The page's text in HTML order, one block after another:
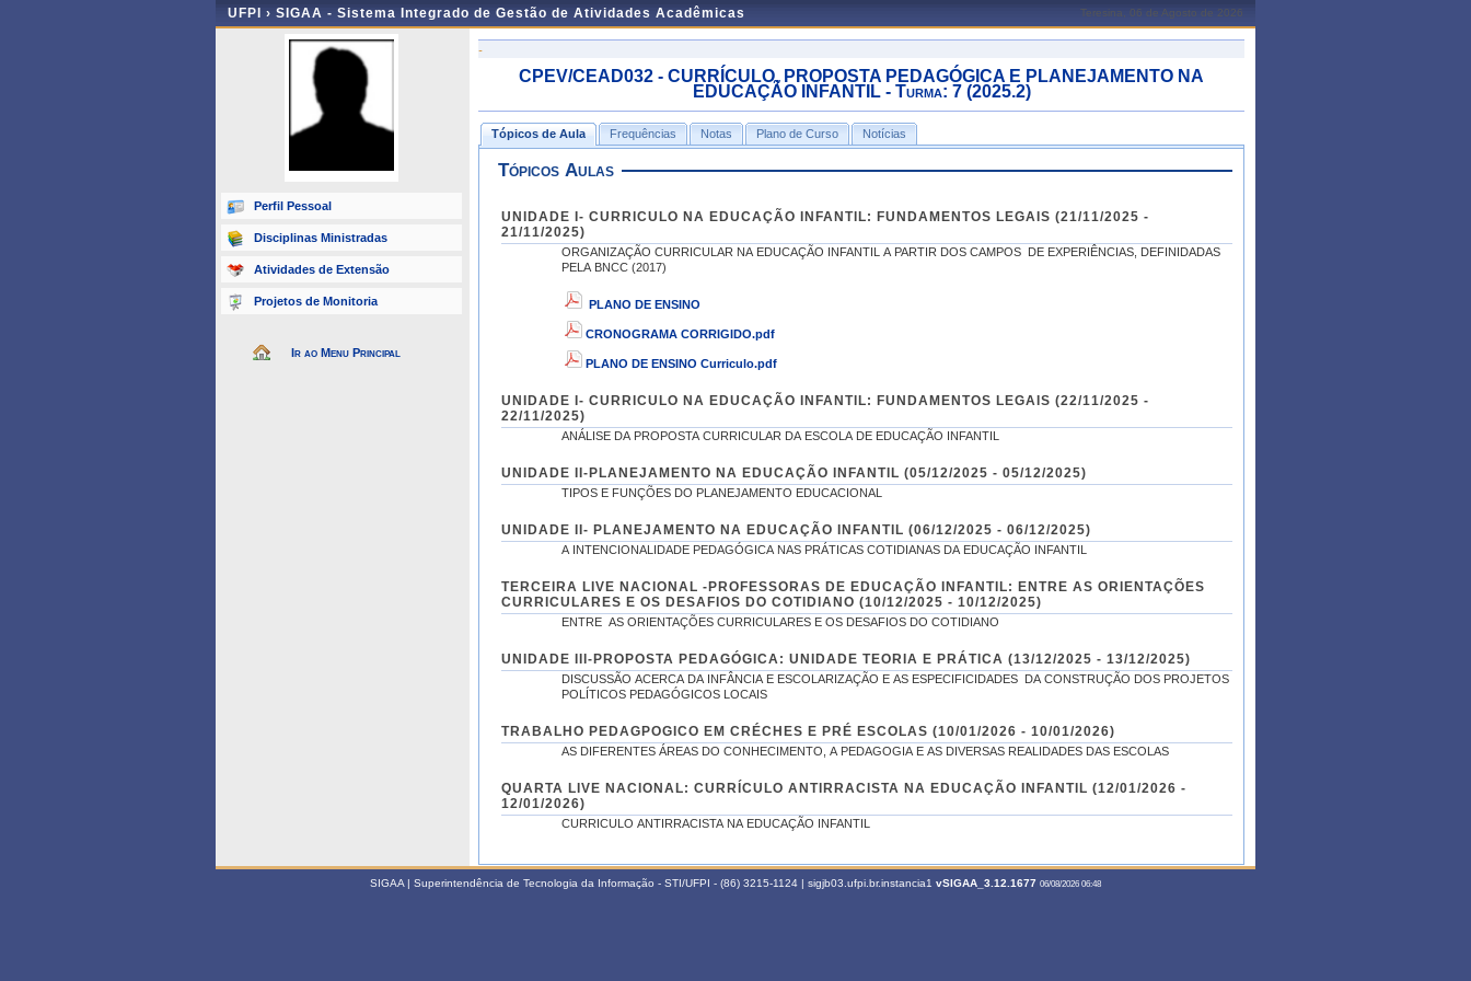
UFPI › SIGAA - Sistema Integrado de Gestão de Atividades Acadêmicas Teresina, 06 de Agosto de 2026
Perfil Pessoal
Disciplinas Ministradas
Atividades de Extensão
Projetos de Monitoria
Ir ao Menu Principal
-
CPEV/CEAD032 - CURRÍCULO, PROPOSTA PEDAGÓGICA E PLANEJAMENTO NA
EDUCAÇÃO INFANTIL - Turma: 7 (2025.2)
Tópicos de Aula Frequências Notas Plano de Curso Notícias
Tópicos Aulas
UNIDADE I- CURRICULO NA EDUCAÇÃO INFANTIL: FUNDAMENTOS LEGAIS (21/11/2025 -
21/11/2025)
ORGANIZAÇÃO CURRICULAR NA EDUCAÇÃO INFANTIL A PARTIR DOS CAMPOS DE EXPERIÊNCIAS, DEFINIDADAS
PELA BNCC (2017)
PLANO DE ENSINO
CRONOGRAMA CORRIGIDO.pdf
PLANO DE ENSINO Curriculo.pdf
UNIDADE I- CURRICULO NA EDUCAÇÃO INFANTIL: FUNDAMENTOS LEGAIS (22/11/2025 -
22/11/2025)
ANÁLISE DA PROPOSTA CURRICULAR DA ESCOLA DE EDUCAÇÃO INFANTIL
UNIDADE II-PLANEJAMENTO NA EDUCAÇÃO INFANTIL (05/12/2025 - 05/12/2025)
TIPOS E FUNÇÕES DO PLANEJAMENTO EDUCACIONAL
UNIDADE II- PLANEJAMENTO NA EDUCAÇÃO INFANTIL (06/12/2025 - 06/12/2025)
A INTENCIONALIDADE PEDAGÓGICA NAS PRÁTICAS COTIDIANAS DA EDUCAÇÃO INFANTIL
TERCEIRA LIVE NACIONAL -PROFESSORAS DE EDUCAÇÃO INFANTIL: ENTRE AS ORIENTAÇÕES
CURRICULARES E OS DESAFIOS DO COTIDIANO (10/12/2025 - 10/12/2025)
ENTRE AS ORIENTAÇÕES CURRICULARES E OS DESAFIOS DO COTIDIANO
UNIDADE III-PROPOSTA PEDAGÓGICA: UNIDADE TEORIA E PRÁTICA (13/12/2025 - 13/12/2025)
DISCUSSÃO ACERCA DA INFÂNCIA E ESCOLARIZAÇÃO E AS ESPECIFICIDADES DA CONSTRUÇÃO DOS PROJETOS
POLÍTICOS PEDAGÓGICOS LOCAIS
TRABALHO PEDAGPOGICO EM CRÉCHES E PRÉ ESCOLAS (10/01/2026 - 10/01/2026)
AS DIFERENTES ÁREAS DO CONHECIMENTO, A PEDAGOGIA E AS DIVERSAS REALIDADES DAS ESCOLAS
QUARTA LIVE NACIONAL: CURRÍCULO ANTIRRACISTA NA EDUCAÇÃO INFANTIL (12/01/2026 -
12/01/2026)
CURRICULO ANTIRRACISTA NA EDUCAÇÃO INFANTIL
SIGAA | Superintendência de Tecnologia da Informação - STI/UFPI - (86) 3215-1124 | sigjb03.ufpi.br.instancia1 vSIGAA_3.12.1677 06/08/2026 06:48